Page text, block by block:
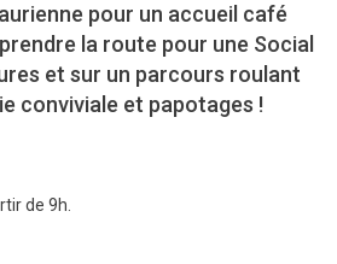
pour un accueil café
la route pour une Social
et sur un parcours roulant
conviviale et papotages !
de 9h.